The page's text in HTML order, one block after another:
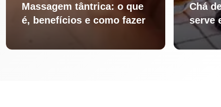
Massagem tântrica: o que
é, benefícios e como fazer
Chá
serve